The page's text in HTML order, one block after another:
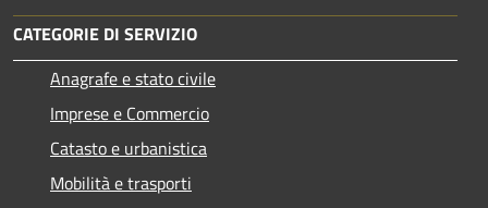
CATEGORIE DI SERVIZIO
Anagrafe e stato civile
Imprese e Commercio
Catasto e urbanistica
Mobilità e trasporti